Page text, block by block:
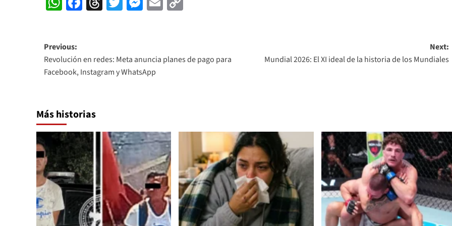
Post
navigation
Previous:
Revolución en redes: Meta anuncia planes de pago para
Facebook, Instagram y WhatsApp
Next:
Mundial 2026: El XI ideal de la historia de los Mundiales
Más historias